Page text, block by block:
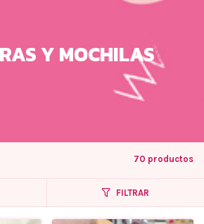
Y MOCHILAS
70 productos
FILTRAR